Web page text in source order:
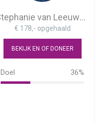
Stephanie van Leeuwen
€ 178,- opgehaald
BEKIJK EN OF DONEER
Doel 36%
36%